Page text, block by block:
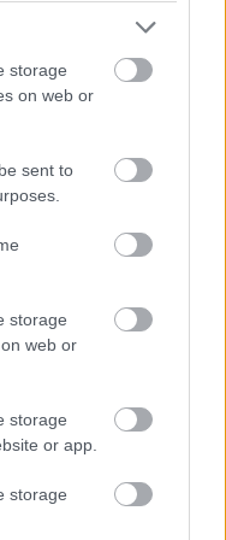
storage
on web or
sent to
storage
web or
storage
or app.
storage
jobb videóélményre
A kamera pedig a
az egyéni
az arcfelismerő
ugyanis minden
bejelentkezhet összes
érdemes kiemelni a
az USB-C dokkoló
a professzionális
csatlakozással
élvezhetik a
és külső eszközt
adatátvitelhez.